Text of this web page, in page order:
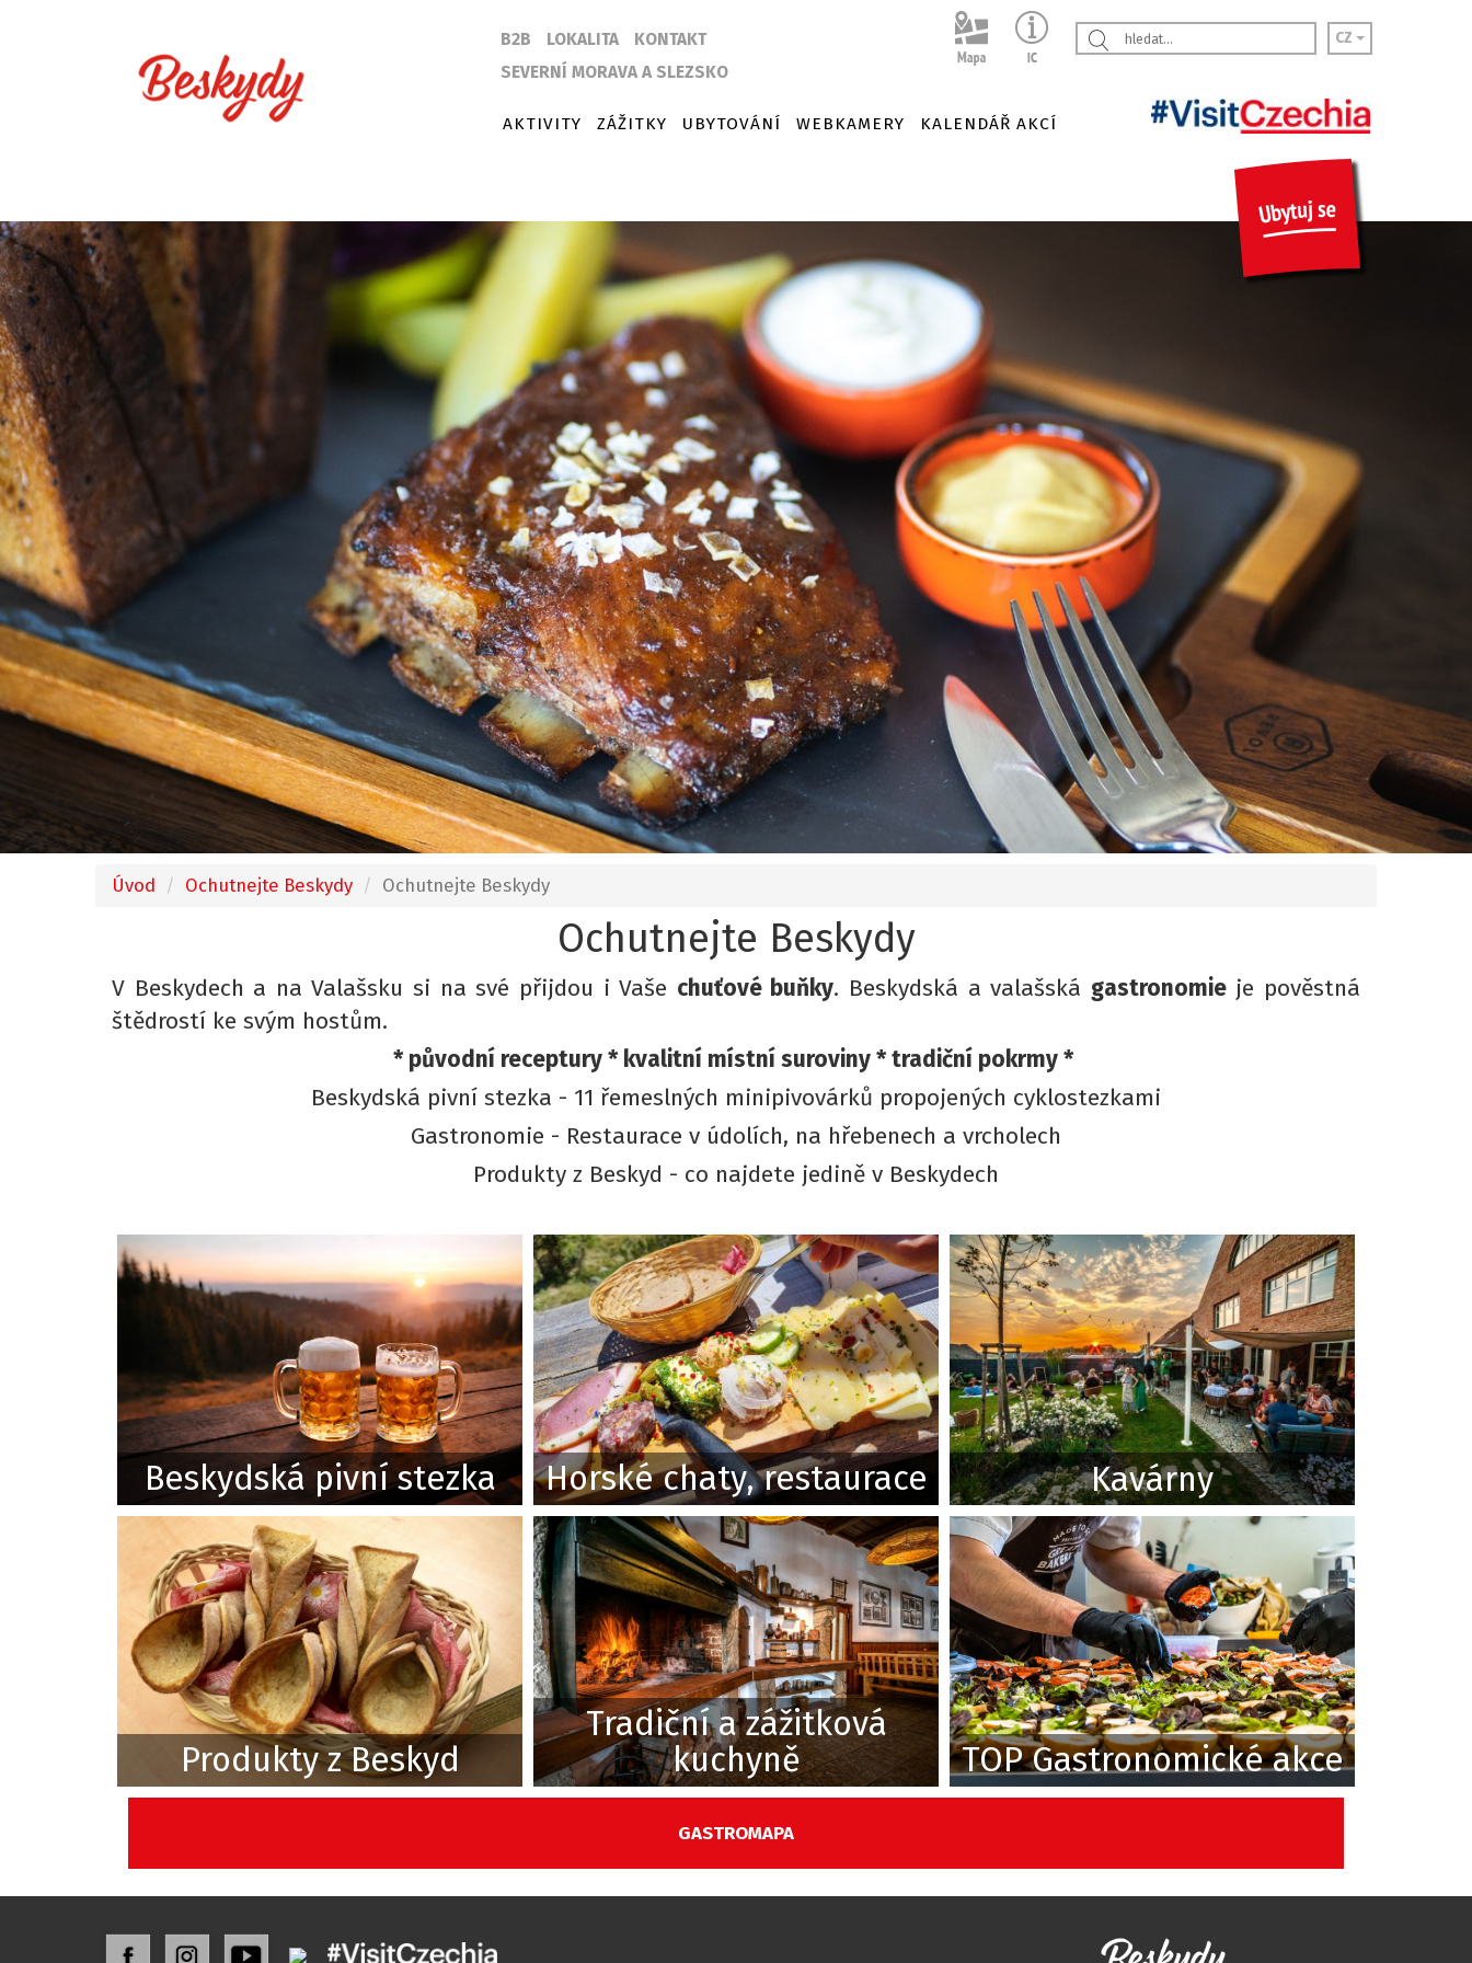
B2B LOKALITA
KONTAKT
SEVERNÍ MORAVA A SLEZSKO
CZ
AKTIVITY ZÁŽITKY UBYTOVÁNÍ WEBKAMERY KALENDÁŘ AKCÍ
Úvod Ochutnejte Beskydy Ochutnejte Beskydy
Ochutnejte Beskydy
V Beskydech a na Valašsku si na své přijdou i Vaše chuťové buňky. Beskydská a valašská gastronomieje pověstná
štědrostí ke svým hostům.
* původní receptury * kvalitní místní suroviny * tradiční pokrmy *
Beskydská pivní stezka - 11 řemeslných minipivovárků propojených cyklostezkami
Gastronomie - Restaurace v údolích, na hřebenech a vrcholech
Produkty z Beskyd - co najdete jedině v Beskydech
Beskydská pivní stezka Horské chaty, restaurace Kavárny
Produkty z Beskyd
Tradiční a zážitková
kuchyně
TOP Gastronomické akce
GASTROMAPA